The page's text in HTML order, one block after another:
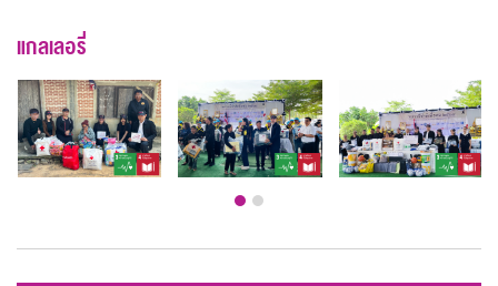
แกลเลอรี่